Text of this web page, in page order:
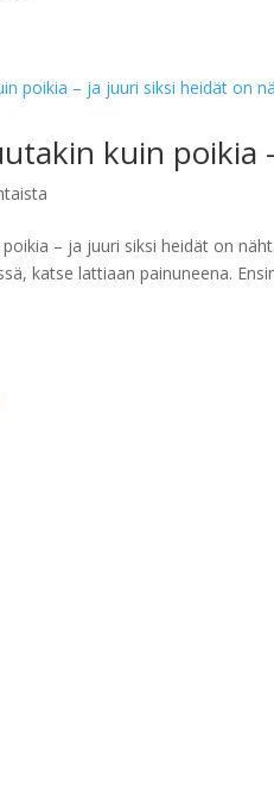
kuin poikia
– ja juuri siksi heidät on
katse lattiaan painuneena.